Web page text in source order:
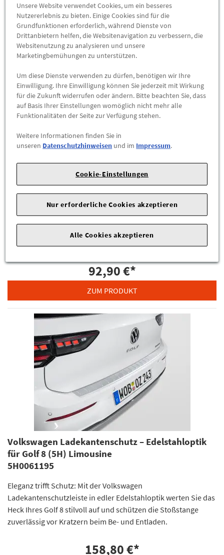
Eleganter Schutz für Ihre Einstiegsleisten –
Original VW Schutzfolie
Verleihen Sie Ihrem Golf 8 nicht nur Schutz, sondern auch eine
sportlich-elegante Optik: Die Original Volkswagen Schutzfolie
für die Einstiegsleisten schützt zuverlässig vor Kratzern und
Abnutzung und setzt mit dem schwarz/silbernen Zierstreifen
ein edles Highlight.
92,90 €*
ZUM PRODUKT
Volkswagen Ladekantenschutz – Edelstahloptik
für Golf 8 (5H) Limousine
5H0061195
Eleganz trifft Schutz: Mit der Volkswagen
Ladekantenschutzleiste in edler Edelstahloptik werten Sie das
Heck Ihres Golf 8 stilvoll auf und schützen die Stoßstange
zuverlässig vor Kratzern beim Be- und Entladen.
158,80 €*
Unsere Website verwendet Cookies, um ein besseres
Nutzererlebnis zu bieten. Einige Cookies sind für die
Grundfunktionen erforderlich, während Dienste von
Drittanbietern helfen, die Websitenavigation zu verbessern, die
Websitenutzung zu analysieren und unsere
Marketingbemühungen zu unterstützen.
Um diese Dienste verwenden zu dürfen, benötigen wir Ihre
Einwilligung. Ihre Einwilligung können Sie jederzeit mit Wirkung
für die Zukunft widerrufen oder ändern. Bitte beachten Sie, dass
auf Basis Ihrer Einstellungen womöglich nicht mehr alle
Funktionalitäten der Seite zur Verfügung stehen.
Weitere Informationen finden Sie in
unseren Datenschutzhinweisen und im Impressum.
Cookie-Einstellungen
Nur erforderliche Cookies akzeptieren
Alle Cookies akzeptieren